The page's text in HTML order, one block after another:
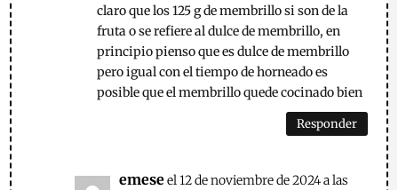
claro que los 125 g de membrillo si son de la
fruta o se refiere al dulce de membrillo, en
principio pienso que es dulce de membrillo
pero igual con el tiempo de horneado es
posible que el membrillo quede cocinado bien
Responder
emeseel 12 de noviembre de 2024 a las